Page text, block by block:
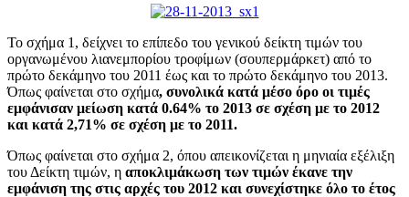
Το σχήμα 1, δείχνει το επίπεδο του γενικού δείκτη τιμών του
οργανωμένου λιανεμπορίου τροφίμων (σουπερμάρκετ) από το
πρώτο δεκάμηνο του 2011 έως και το πρώτο δεκάμηνο του 2013.
Όπως φαίνεται στο σχήμα, συνολικά κατά μέσο όρο οι τιμές
εμφάνισαν μείωση κατά 0.64% το 2013 σε σχέση με το 2012
και κατά 2,71% σε σχέση με το 2011.
Όπως φαίνεται στο σχήμα 2, όπου απεικονίζεται η μηνιαία εξέλιξη
του Δείκτη τιμών, η αποκλιμάκωση των τιμών έκανε την
εμφάνιση της στις αρχές του 2012 και συνεχίστηκε όλο το έτος